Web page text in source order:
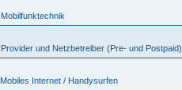
Mobilfunktechnik
Provider und Netzbetreiber (Pre- und Postpaid)
Mobiles Internet / Handysurfen